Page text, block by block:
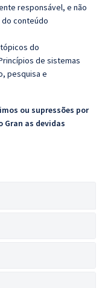
responsável, e não
conteúdo
do
de sistemas
pesquisa e
ou supressões por
as devidas